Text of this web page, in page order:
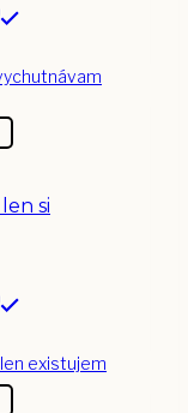
si